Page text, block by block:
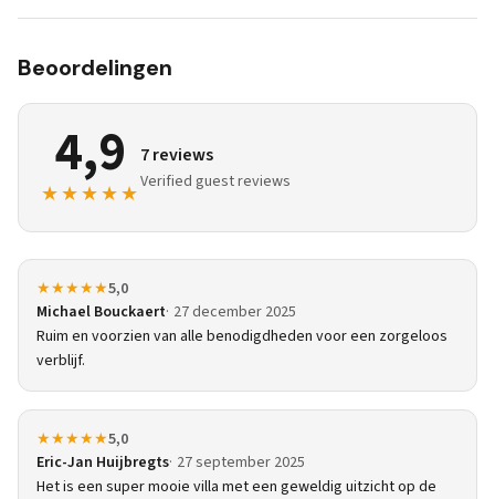
Beoordelingen
4,9
★★★★★
7 reviews
Verified guest reviews
★★★★★5,0
Michael Bouckaert 27 december 2025
Ruim en voorzien van alle benodigdheden voor een zorgeloos
verblijf.
★★★★★5,0
Eric-Jan Huijbregts 27 september 2025
Het is een super mooie villa met een geweldig uitzicht op de